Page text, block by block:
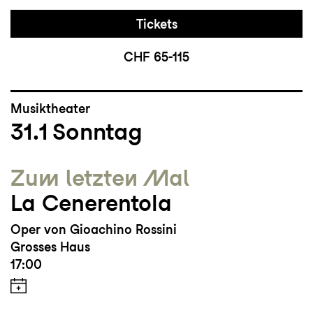
Tickets
CHF 65-115
Musiktheater
31.1 Sonntag
Zum letzten Mal
La Cenerentola
Oper von Gioachino Rossini
Grosses Haus
17:00